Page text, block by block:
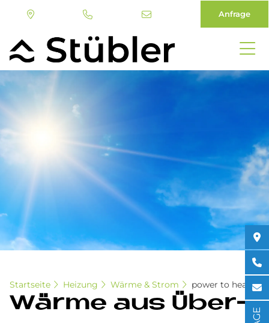
Direkt
zum
Inhalt
Anfrage
Startseite Heizung Wärme & Strom power to heat
Wär­me aus Über­